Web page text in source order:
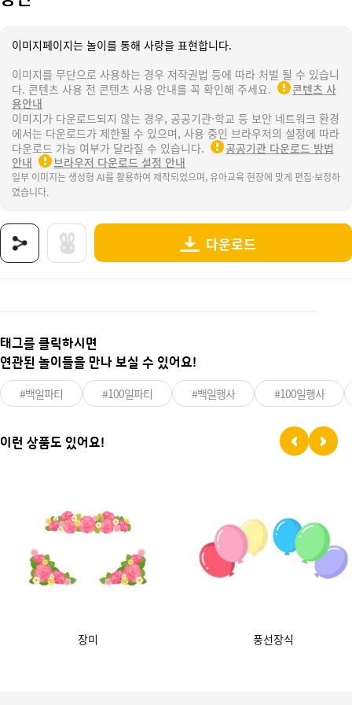
이미지페이지는 놀이를 통해 사랑을 표현합니다.
이미지를 무단으로 사용하는 경우 저작권법 등에 따라 처벌 될 수 있습니
다. 콘텐츠 사용 전 콘텐츠 사용 안내를 꼭 확인해 주세요.
콘텐츠 사
용안내
이미지가 다운로드되지 않는 경우, 공공기관·학교 등 보안 네트워크 환경
에서는 다운로드가 제한될 수 있으며, 사용 중인 브라우저의 설정에 따라
다운로드 가능 여부가 달라질 수 있습니다.
공공기관 다운로드 방법
안내
브라우저 다운로드 설정 안내
일부 이미지는 생성형 AI를 활용하여 제작되었으며, 유아교육 현장에 맞게 편집·보정하
였습니다.
다운로드
태그를 클릭하시면
연관된 놀이들을 만나 보실 수 있어요!
#백일파티 #100일파티 #백일행사 #100일행사
이런 상품도 있어요!
장미 풍선장식